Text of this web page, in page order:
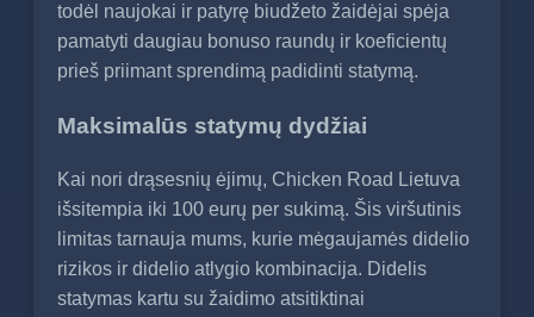
todėl naujokai ir patyrę biudžeto žaidėjai spėja
pamatyti daugiau bonuso raundų ir koeficientų
prieš priimant sprendimą padidinti statymą.
Maksimalūs statymų dydžiai
Kai nori drąsesnių ėjimų, Chicken Road Lietuva
išsitempia iki 100 eurų per sukimą. Šis viršutinis
limitas tarnauja mums, kurie mėgaujamės didelio
rizikos ir didelio atlygio kombinacija. Didelis
statymas kartu su žaidimo atsitiktinai